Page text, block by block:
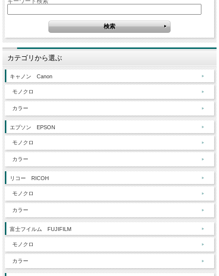
カテゴリから選ぶ
キャノン Canon
モノクロ
カラー
エプソン EPSON
モノクロ
カラー
リコー RICOH
モノクロ
カラー
富士フイルム FUJIFILM
モノクロ
カラー